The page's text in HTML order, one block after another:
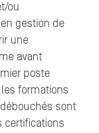
ou
gestion de
une
avant
poste
formations
sont
certifications